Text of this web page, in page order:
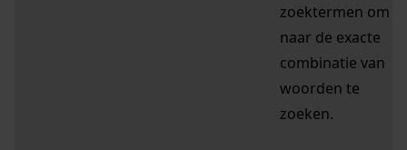
zoektermen om
naar de exacte
combinatie van
woorden te
zoeken.